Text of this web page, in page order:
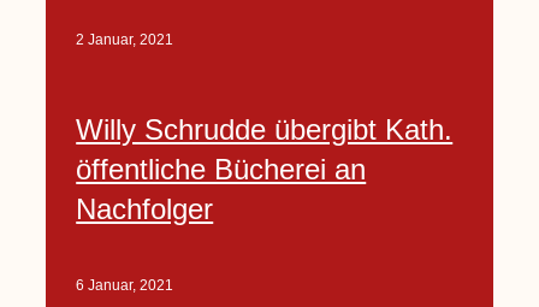
2 Januar, 2021
Willy Schrudde übergibt Kath.
öffentliche Bücherei an
Nachfolger
6 Januar, 2021